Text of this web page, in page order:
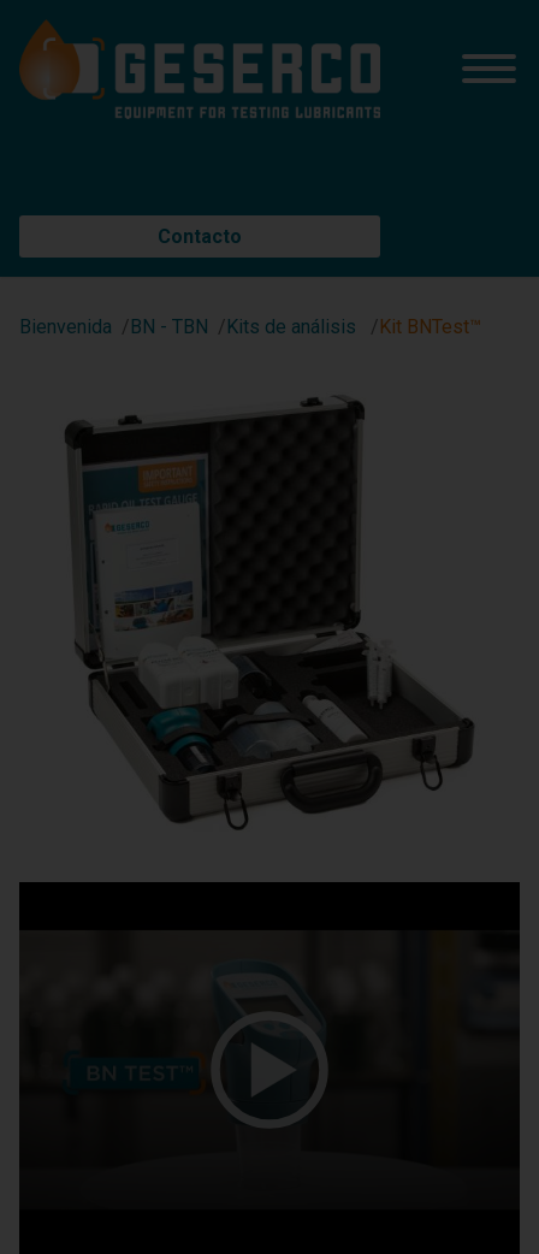
Contacto
Bienvenida BN - TBN Kits de análisis Kit BNTest™